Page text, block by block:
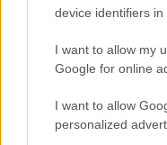
device identifiers in
I want to allow my
Google for online
I want to allow
personalized
Fókusz
Megvan, kik váltják
Majkát a SIC